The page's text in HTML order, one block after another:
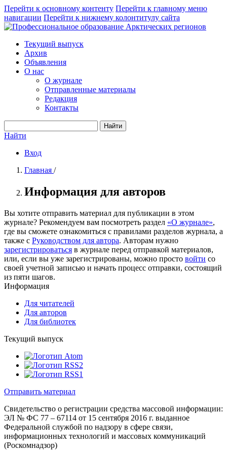
Перейти к основному контенту Перейти к главному меню
навигации Перейти к нижнему колонтитулу сайта
Текущий выпуск
Архив
Объявления
О нас
О журнале
Отправленные материалы
Редакция
Контакты
Найти
Найти
Вход
Главная /
Информация для авторов
Вы хотите отправить материал для публикации в этом
журнале? Рекомендуем вам посмотреть раздел «О журнале»,
где вы сможете ознакомиться с правилами разделов журнала, а
также с Руководством для автора. Авторам нужно
зарегистрироваться в журнале перед отправкой материалов,
или, если вы уже зарегистрированы, можно просто войти со
своей учетной записью и начать процесс отправки, состоящий
из пяти шагов.
Информация
Для читателей
Для авторов
Для библиотек
Текущий выпуск
Отправить материал
Свидетельство о регистрации средства массовой информации:
ЭЛ № ФС 77 – 67114 от 15 сентября 2016 г. выданное
Федеральной службой по надзору в сфере связи,
информационных технологий и массовых коммуникаций
(Роскомнадзор)